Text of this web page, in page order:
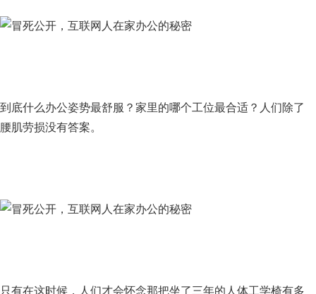
到底什么办公姿势最舒服？家里的哪个工位最合适？人们除了
腰肌劳损没有答案。
只有在这时候，人们才会怀念那把坐了三年的人体工学椅有多